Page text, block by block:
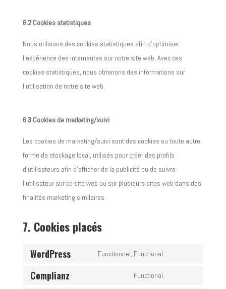
6.2 Cookies statistiques
Nous utilisons des cookies statistiques afin d’optimiser
l’expérience des internautes sur notre site web. Avec ces
cookies statistiques, nous obtenons des informations sur
l’utilisation de notre site web.
6.3 Cookies de marketing/suivi
Les cookies de marketing/suivi sont des cookies ou toute autre
forme de stockage local, utilisés pour créer des profils
d’utilisateurs afin d’afficher de la publicité ou de suivre
l’utilisateur sur ce site web ou sur plusieurs sites web dans des
finalités marketing similaires.
7. Cookies placés
WordPress Fonctionnel, Functional
Complianz Functional